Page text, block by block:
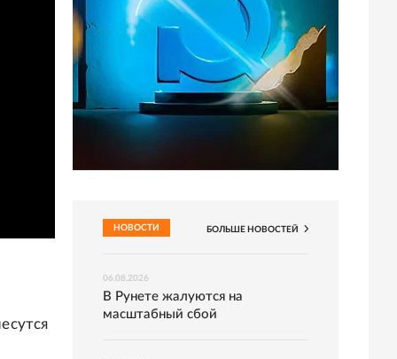
НОВОСТИ БОЛЬШЕ НОВОСТЕЙ
06.08.2026
В Рунете жалуются на
масштабный сбой